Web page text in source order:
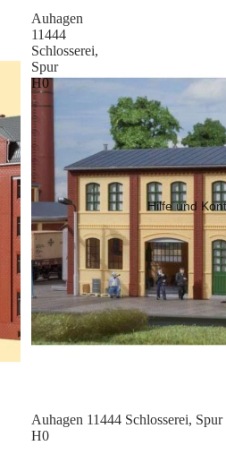
Hilfe und
Auhagen
11444
Schlosserei,
Spur
H0
Sale
Auhagen 11444 Schlosserei, Spur
H0